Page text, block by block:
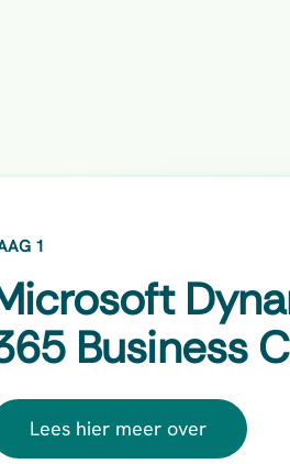
1
Business
Lees hier meer over